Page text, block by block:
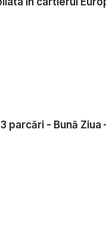
parcări - Bună Ziua